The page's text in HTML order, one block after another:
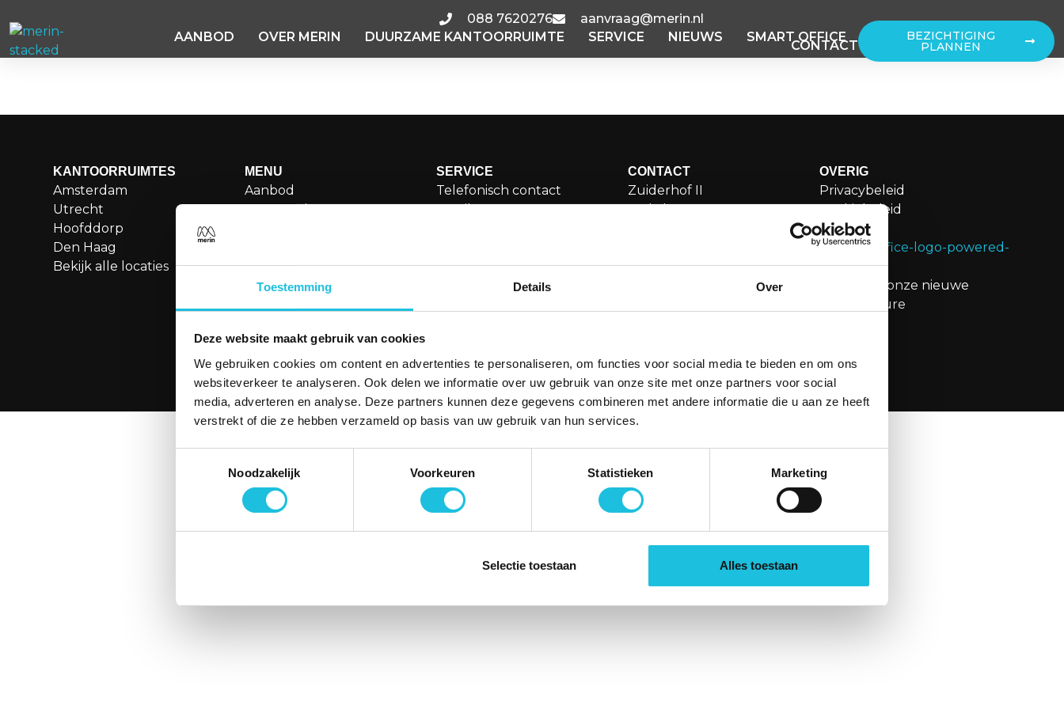
Toestemming Details Over
Deze website maakt gebruik van cookies
We gebruiken cookies om content en advertenties te personaliseren, om functies voor social media te bieden en om ons
websiteverkeer te analyseren. Ook delen we informatie over uw gebruik van onze site met onze partners voor social
media, adverteren en analyse. Deze partners kunnen deze gegevens combineren met andere informatie die u aan ze heeft
verstrekt of die ze hebben verzameld op basis van uw gebruik van hun services.
Noodzakelijk
Voorkeuren Statistieken Marketing
Selectie toestaan Alles toestaan
088 7620276
aanvraag@merin.nl
AANBOD
OVER MERIN DUURZAME KANTOORRUIMTE SERVICE NIEUWS SMART OFFICE
CONTACT
BEZICHTIGING
PLANNEN
KANTOORRUIMTES
Amsterdam
Utrecht
Hoofddorp
Den Haag
Bekijk alle locaties
MENU
Aanbod
Boetiekkantoren
Besettled
SERVICE
Telefonisch contact
CONTACT
Zuiderhof II
LinkedIn
OVERIG
Privacybeleid
Cookiebeleid
Disclaimer
Bekijk onze nieuwe
brochure
© 2026 Merin. Alle rechten voorbehouden. |🚀Website realisatie doorSeven Design